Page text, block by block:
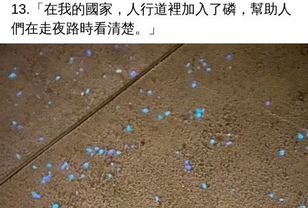
13.「在我的國家，人行道裡加入了磷，幫助人
們在走夜路時看清楚。」